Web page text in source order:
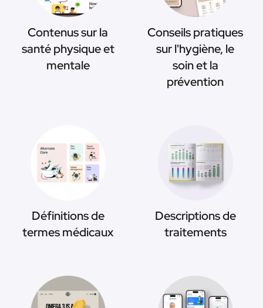
Contenus sur la
santé physique et
mentale
Conseils pratiques
sur l'hygiène, le
soin et la
prévention
Définitions de
termes médicaux
Descriptions de
traitements